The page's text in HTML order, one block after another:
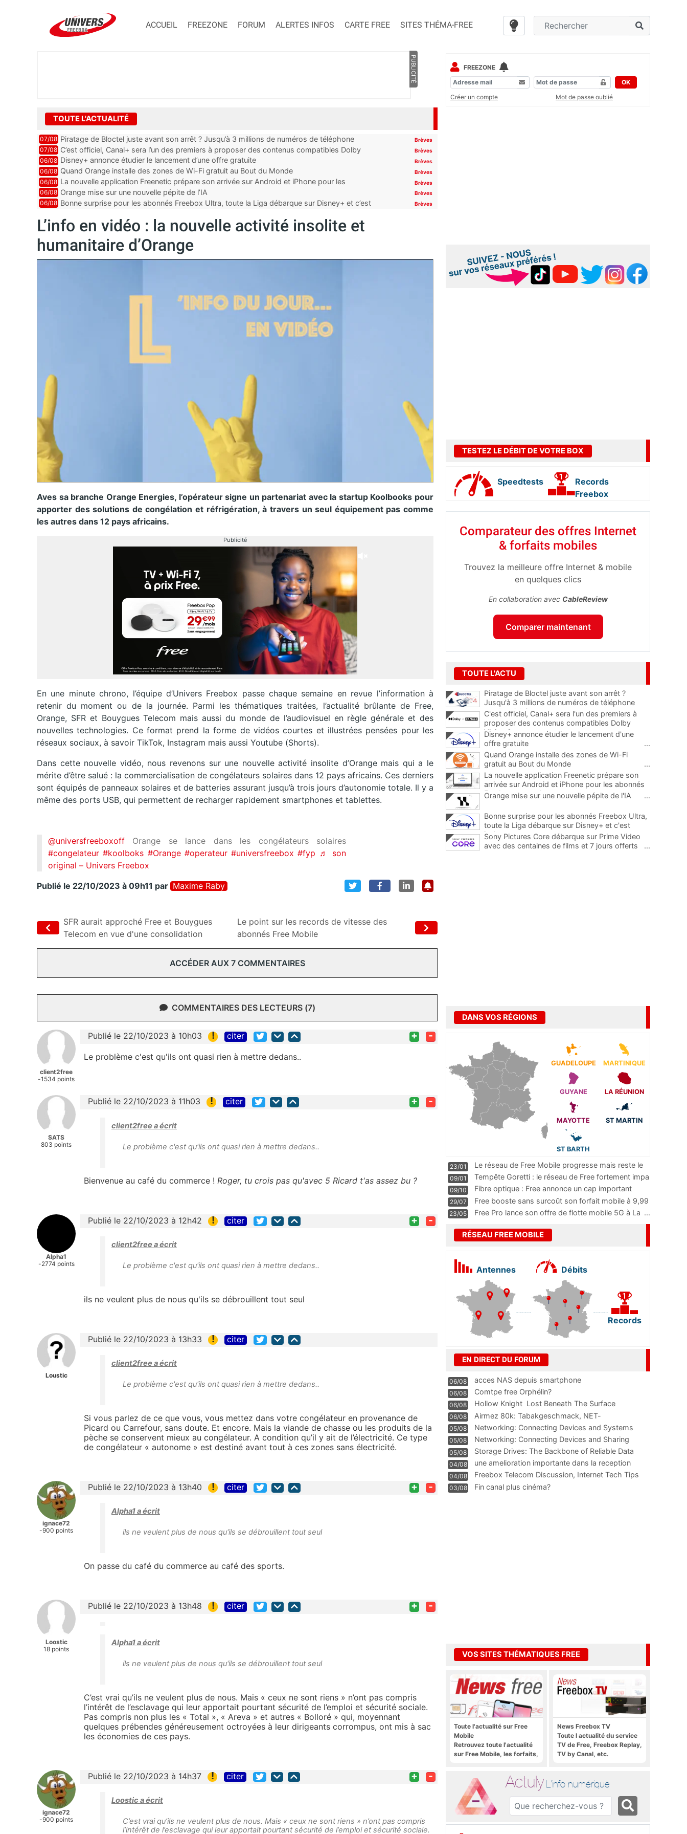
ACCUEIL FREEZONE FORUM ALERTES INFOS CARTE FREE SITES THÉMA-FREE
PUBLICITÉ
TOUTE L'ACTUALITÉ
07/08 Piratage de Bloctel juste avant son arrêt ? Jusqu’à 3 millions de numéros de téléphone
auraient fuité
Brèves
07/08 C’est officiel, Canal+ sera l’un des premiers à proposer des contenus compatibles Dolby
Vision 2
Brèves
06/08 Disney+ annonce étudier le lancement d’une offre gratuite Brèves
06/08 Quand Orange installe des zones de Wi-Fi gratuit au Bout du Monde Brèves
06/08 La nouvelle application Freenetic prépare son arrivée sur Android et iPhone pour les
abonnés Freebox, testez la
Brèves
06/08 Orange mise sur une nouvelle pépite de l’IA Brèves
06/08 Bonne surprise pour les abonnés Freebox Ultra, toute la Liga débarque sur Disney+ et c’est
Brèves
L’info en vidéo : la nouvelle activité insolite et
humanitaire d’Orange
Aves sa branche Orange Energies, l’opérateur signe un partenariat avec la startup Koolbooks pour
apporter des solutions de congélation et réfrigération, à travers un seul équipement pas comme
les autres dans 12 pays africains.
Publicité
En une minute chrono, l’équipe d’Univers Freebox passe chaque semaine en revue l’information à
retenir du moment ou de la journée. Parmi les thématiques traitées, l’actualité brûlante de Free,
Orange, SFR et Bouygues Telecom mais aussi du monde de l’audiovisuel en règle générale et des
nouvelles technologies. Ce format prend la forme de vidéos courtes et illustrées pensées pour les
réseaux sociaux, à savoir TikTok, Instagram mais aussi Youtube (Shorts).
Dans cette nouvelle vidéo, nous revenons sur une nouvelle activité insolite d’Orange mais qui a le
mérite d’être salué : la commercialisation de congélateurs solaires dans 12 pays africains. Ces derniers
sont équipés de panneaux solaires et de batteries assurant jusqu’à trois jours d’autonomie totale. Il y a
même des ports USB, qui permettent de recharger rapidement smartphones et tablettes.
@universfreeboxoff Orange se lance dans les congélateurs solaires
#congelateur #koolboks #Orange #operateur #universfreebox #fyp ♬ son
original – Univers Freebox
Publié le 22/10/2023 à 09h11 par Maxime Raby
SFR aurait approché Free et Bouygues
Telecom en vue d'une consolidation
Le point sur les records de vitesse des
abonnés Free Mobile
ACCÉDER AUX 7 COMMENTAIRES
COMMENTAIRES DES LECTEURS (7)
client2free
-1534 points
Publié le 22/10/2023 à 10h03 ! citer + -
Le problème c'est qu'ils ont quasi rien à mettre dedans..
SATS
803 points
Publié le 22/10/2023 à 11h03 ! citer + -
client2free a écrit
Le problème c'est qu'ils ont quasi rien à mettre dedans..
Bienvenue au café du commerce ! Roger, tu crois pas qu'avec 5 Ricard t'as assez bu ?
Alpha1
-2774 points
Publié le 22/10/2023 à 12h42 ! citer + -
client2free a écrit
Le problème c'est qu'ils ont quasi rien à mettre dedans..
ils ne veulent plus de nous qu'ils se débrouillent tout seul
Loustic
Publié le 22/10/2023 à 13h33 ! citer
client2free a écrit
Le problème c'est qu'ils ont quasi rien à mettre dedans..
Si vous parlez de ce que vous, vous mettez dans votre congélateur en provenance de
Picard ou Carrefour, sans doute. Et encore. Mais la viande de chasse ou les produits de la
pèche se conservent mieux au congélateur. A condition qu’il y ait de l’électricité. Ce type
de congélateur « autonome » est destiné avant tout à ces zones sans électricité.
ignace72
-900 points
Publié le 22/10/2023 à 13h40 ! citer + -
Alpha1 a écrit
ils ne veulent plus de nous qu'ils se débrouillent tout seul
On passe du café du commerce au café des sports.
Loostic
18 points
Publié le 22/10/2023 à 13h48 ! citer + -
Alpha1 a écrit
ils ne veulent plus de nous qu'ils se débrouillent tout seul
C’est vrai qu’ils ne veulent plus de nous. Mais « ceux ne sont riens » n’ont pas compris
l’intérêt de l’esclavage qui leur apportait pourtant sécurité de l’emploi et sécurité sociale.
Pas compris non plus les « Total », « Areva » et autres « Bolloré » qui, moyennant
quelques prébendes généreusement octroyées à leur dirigeants corrompus, ont mis à sac
les économies de ces pays.
ignace72
-900 points
Publié le 22/10/2023 à 14h37 ! citer + -
Loostic a écrit
C’est vrai qu’ils ne veulent plus de nous. Mais « ceux ne sont riens » n’ont pas compris
l’intérêt de l’esclavage qui leur apportait pourtant sécurité de l’emploi et sécurité sociale.
FREEZONE
OK
Créer un compte
Mot de passe oublié
TESTEZ LE DÉBIT DE VOTRE BOX
Speedtests
Records
Freebox
Comparateur des offres Internet
& forfaits mobiles
Trouvez la meilleure offre Internet & mobile
en quelques clics
En collaboration avec CableReview
Comparer maintenant
TOUTE L'ACTU
Piratage de Bloctel juste avant son arrêt ?
Jusqu'à 3 millions de numéros de téléphone
auraient fuité
C'est officiel, Canal+ sera l'un des premiers à
proposer des contenus compatibles Dolby
Vision 2
Disney+ annonce étudier le lancement d'une
offre gratuite
...
Quand Orange installe des zones de Wi-Fi
gratuit au Bout du Monde
...
La nouvelle application Freenetic prépare son
arrivée sur Android et iPhone pour les abonnés
Freebox, testez la
Orange mise sur une nouvelle pépite de l'IA ...
Bonne surprise pour les abonnés Freebox Ultra,
toute la Liga débarque sur Disney+ et c'est
inclus
Sony Pictures Core débarque sur Prime Video
avec des centaines de films et 7 jours offerts
...
DANS VOS RÉGIONS
GUADELOUPE MARTINIQUE
GUYANE LA RÉUNION
MAYOTTE ST MARTIN
ST BARTH
23/01
Le réseau de Free Mobile progresse mais reste le
m
...
09/01
Tempête Goretti : le réseau de Free fortement impa
09/10
Fibre optique : Free annonce un cap important
pass
...
29/07
Free booste sans surcoût son forfait mobile à 9,99
23/05 Free Pro lance son offre de flotte mobile 5G à La ...
RÉSEAU FREE MOBILE
Antennes Débits
Records
EN DIRECT DU FORUM
06/08 acces NAS depuis smartphone
06/08 Comtpe free Orphélin?
06/08 Hollow Knight  Lost Beneath The Surface
06/08
Airmez 80k: Tabakgeschmack, NET-
Technologie und Leistung im
05/08 Networking: Connecting Devices and Systems
05/08
Networking: Connecting Devices and Sharing
Information
05/08
Storage Drives: The Backbone of Reliable Data
Management
04/08
une amelioration importante dans la reception
WIFI
04/08
Freebox Telecom Discussion, Internet Tech Tips
Communi
03/08 Fin canal plus cinéma?
VOS SITES THÉMATIQUES FREE
Toute l'actualité sur Free
Mobile
Retrouvez toute l'actualité
sur Free Mobile, les forfaits,
bien plus encore
News Freebox TV
Toute l actualité du service
TV de Free, Freebox Replay,
TV by Canal, etc.
Actuly L'info numérique